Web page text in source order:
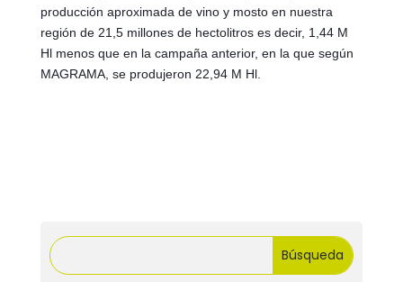
producción aproximada de vino y mosto en nuestra
región de 21,5 millones de hectolitros es decir, 1,44 M
Hl menos que en la campaña anterior, en la que según
MAGRAMA, se produjeron 22,94 M Hl.